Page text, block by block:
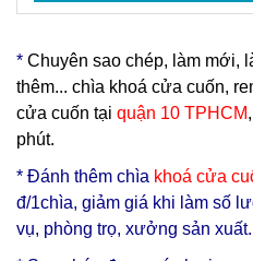
* Chuyên sao chép, làm mới,
thêm... chìa khoá cửa cuốn,
cửa cuốn tại quận 10 TPHCM
phút.
* Đánh thêm chìa khoá cửa
đ/1chìa, giảm giá khi làm số
vụ, phòng trọ, xưởng sản